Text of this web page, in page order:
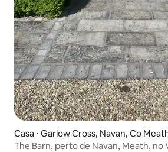
Casa ⋅ Garlow Cross, Navan, Co
The Barn, perto de Navan, Meath, no